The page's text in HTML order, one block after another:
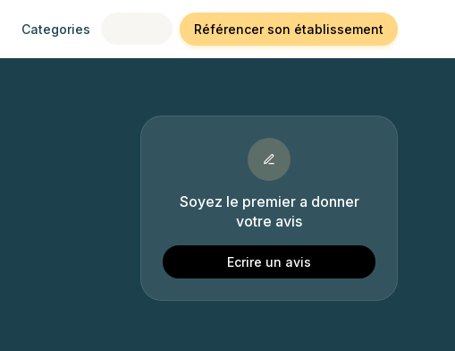
Categories Référencer son établissement
Soyez le premier a donner
votre avis
Ecrire un avis